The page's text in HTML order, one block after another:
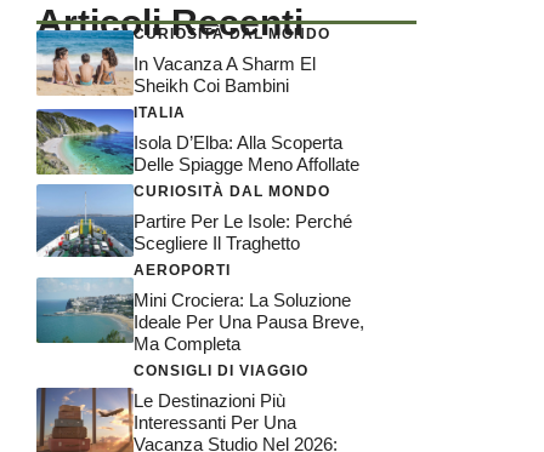
Articoli Recenti
CURIOSITÀ DAL MONDO
In Vacanza A Sharm El
Sheikh Coi Bambini
ITALIA
Isola D’Elba: Alla Scoperta
Delle Spiagge Meno Affollate
CURIOSITÀ DAL MONDO
Partire Per Le Isole: Perché
Scegliere Il Traghetto
AEROPORTI
Mini Crociera: La Soluzione
Ideale Per Una Pausa Breve,
Ma Completa
CONSIGLI DI VIAGGIO
Le Destinazioni Più
Interessanti Per Una
Vacanza Studio Nel 2026: